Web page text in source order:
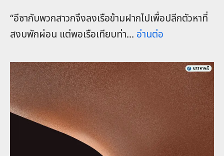
“อีซากับพวกสาวกจึงลงเรือข้ามฝากไปเพื่อปลีกตัวหาที่
สงบพักผ่อน แต่พอเรือเทียบท่า... อ่านต่อ